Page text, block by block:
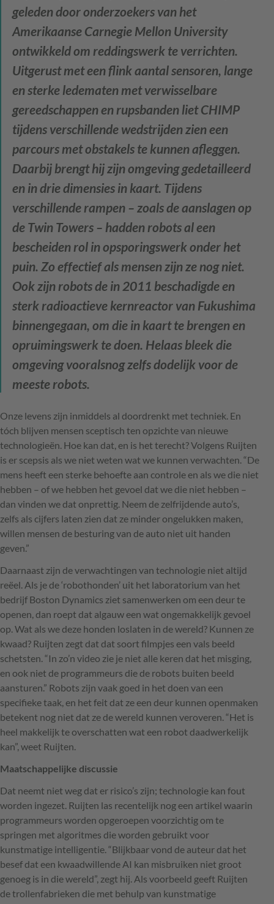
geleden door onderzoekers van het
Amerikaanse Carnegie Mellon University
ontwikkeld om reddingswerk te verrichten.
Uitgerust met een flink aantal sensoren, lange
en sterke ledematen met verwisselbare
gereedschappen en rupsbanden liet CHIMP
tijdens verschillende wedstrijden zien een
parcours met obstakels te kunnen afleggen.
Daarbij brengt hij zijn omgeving gedetailleerd
en in drie dimensies in kaart. Tijdens
verschillende rampen – zoals de aanslagen op
de Twin Towers – hadden robots al een
bescheiden rol in opsporingswerk onder het
puin. Zo effectief als mensen zijn ze nog niet.
Ook zijn robots de in 2011 beschadigde en
sterk radioactieve kernreactor van Fukushima
binnengegaan, om die in kaart te brengen en
opruimingswerk te doen. Helaas bleek die
omgeving vooralsnog zelfs dodelijk voor de
meeste robots.
Onze levens zijn inmiddels al doordrenkt met techniek. En
tóch blijven mensen sceptisch ten opzichte van nieuwe
technologieën. Hoe kan dat, en is het terecht? Volgens Ruijten
is er scepsis als we niet weten wat we kunnen verwachten. “De
mens heeft een sterke behoefte aan controle en als we die niet
hebben – of we hebben het gevoel dat we die niet hebben –
dan vinden we dat onprettig. Neem de zelfrijdende auto’s,
zelfs als cijfers laten zien dat ze minder ongelukken maken,
willen mensen de besturing van de auto niet uit handen
geven.”
Daarnaast zijn de verwachtingen van technologie niet altijd
reëel. Als je de ‘robothonden’ uit het laboratorium van het
bedrijf Boston Dynamics ziet samenwerken om een deur te
openen, dan roept dat algauw een wat ongemakkelijk gevoel
op. Wat als we deze honden loslaten in de wereld? Kunnen ze
kwaad? Ruijten zegt dat dat soort filmpjes een vals beeld
schetsten. “In zo’n video zie je niet alle keren dat het misging,
en ook niet de programmeurs die de robots buiten beeld
aansturen.” Robots zijn vaak goed in het doen van een
specifieke taak, en het feit dat ze een deur kunnen openmaken
betekent nog niet dat ze de wereld kunnen veroveren. “Het is
heel makkelijk te overschatten wat een robot daadwerkelijk
kan”, weet Ruijten.
Maatschappelijke discussie
Dat neemt niet weg dat er risico’s zijn; technologie kan fout
worden ingezet. Ruijten las recentelijk nog een artikel waarin
programmeurs worden opgeroepen voorzichtig om te
springen met algoritmes die worden gebruikt voor
kunstmatige intelligentie. “Blijkbaar vond de auteur dat het
besef dat een kwaadwillende AI kan misbruiken niet groot
genoeg is in die wereld”, zegt hij. Als voorbeeld geeft Ruijten
de trollenfabrieken die met behulp van kunstmatige